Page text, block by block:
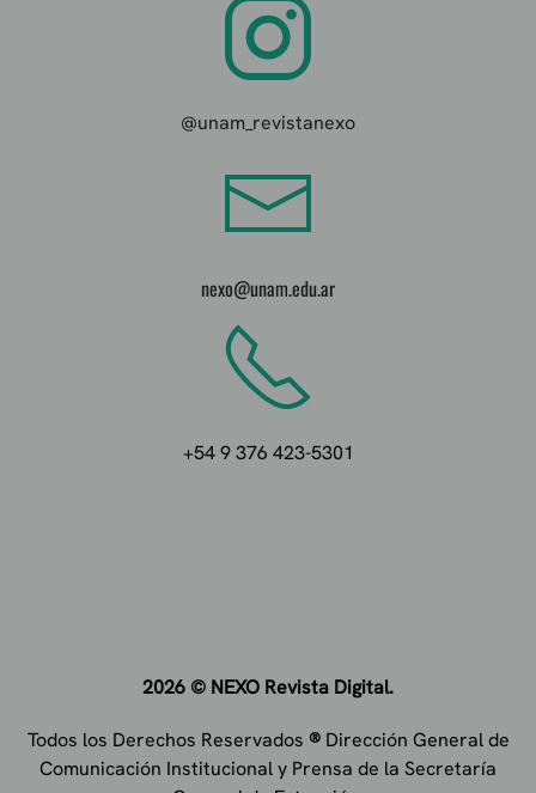
@unam_revistanexo
nexo@unam.edu.ar
+54 9 376 423-5301
2026 © NEXO Revista Digital.
Todos los Derechos Reservados ®Dirección General de
Comunicación Institucional y Prensa de la Secretaría